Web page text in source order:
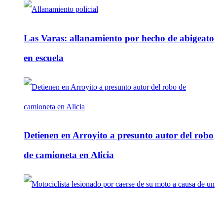
Las Varas: allanamiento por hecho de abigeato
en escuela
Detienen en Arroyito a presunto autor del robo
de camioneta en Alicia